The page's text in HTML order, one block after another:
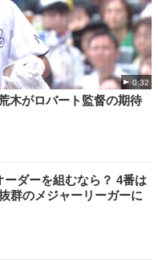
0:32
木がロバート監督の期待
ダーを組むなら？ 4番は
群のメジャーリーガーに